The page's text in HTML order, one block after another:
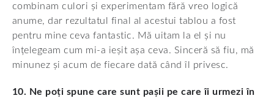
combinam culori și experimentam fără vreo logică
anume, dar rezultatul final al acestui tablou a fost
pentru mine ceva fantastic. Mă uitam la el și nu
înțelegeam cum mi-a ieșit așa ceva. Sinceră să fiu, mă
minunez și acum de fiecare dată când îl privesc.
10. Ne poți spune care sunt pașii pe care îi urmezi în